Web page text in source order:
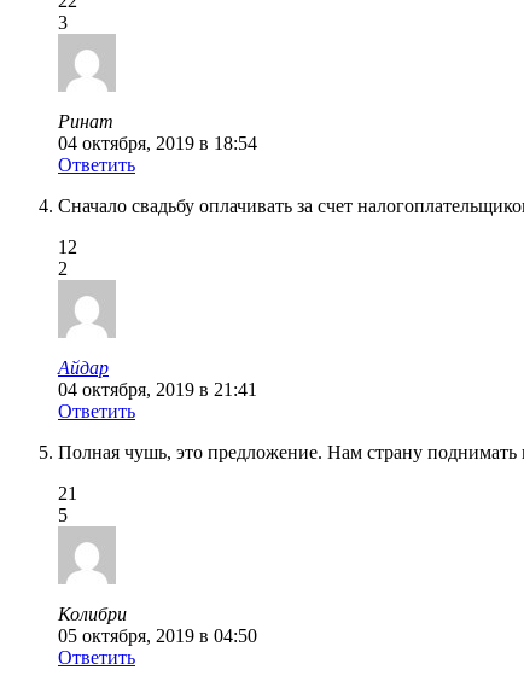
3
Ринат
04 октября, 2019 в 18:54
Ответить
Сначало свадьбу оплачивать за счет
12
2
Айдар
04 октября, 2019 в 21:41
Ответить
Полная чушь, это предложение. Нам страну поднимать
21
5
Колибри
05 октября, 2019 в 04:50
Ответить